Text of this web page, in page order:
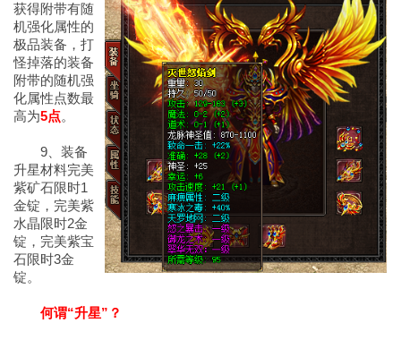
获得附带有随
机强化属性的
极品装备，打
怪掉落的装备
附带的随机强
化属性点数最
高为5点。
9、装备
升星材料完美
紫矿石限时1
金锭，完美紫
水晶限时2金
锭，完美紫宝
石限时3金
锭。
何谓“升星”？